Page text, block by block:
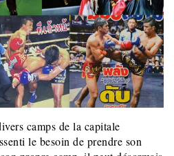
camps de la capitale
le besoin de prendre son